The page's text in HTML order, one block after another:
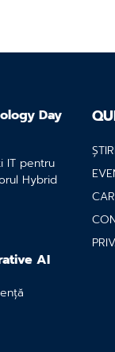
Day
IT pentru
Hybrid
AI